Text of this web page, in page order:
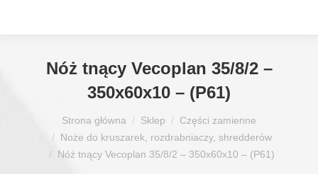
Nóż tnący Vecoplan 35/8/2 –
350x60x10 – (P61)
Strona główna Sklep
Części zamienne
Noże do kruszarek, rozdrabniaczy, shredderów
Nóż tnący Vecoplan 35/8/2 – 350x60x10 – (P61)